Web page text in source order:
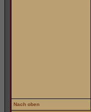
Nach oben